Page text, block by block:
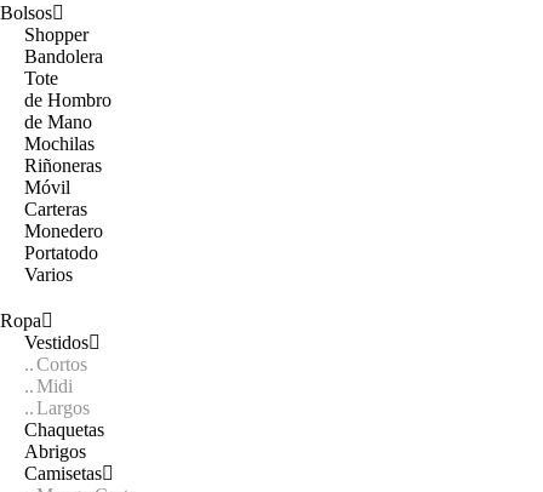
Bolsos
Shopper
Bandolera
Tote
de Hombro
de Mano
Mochilas
Riñoneras
Móvil
Carteras
Monedero
Portatodo
Varios
Ropa
Vestidos
Cortos
Midi
Largos
Chaquetas
Abrigos
Camisetas